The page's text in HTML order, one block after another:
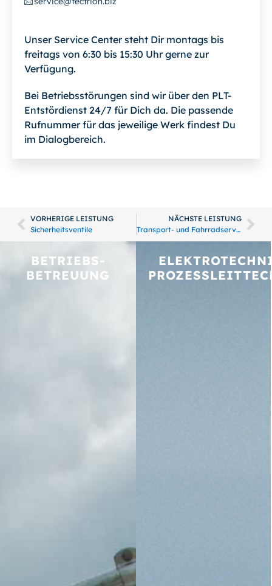
Unser Service Center steht Dir montags bis
freitags von 6:30 bis 15:30 Uhr gerne zur
Verfügung.
Bei Betriebsstörungen sind wir über den PLT-
Entstördienst 24/7 für Dich da. Die passende
Rufnummer für das jeweilige Werk findest Du
im Dialogbereich.
VORHERIGE LEISTUNG
Sicherheitsventile
NÄCHSTE LEISTUNG
Transport- und Fahrradservice
BETRIEBS­
BETREUUNG